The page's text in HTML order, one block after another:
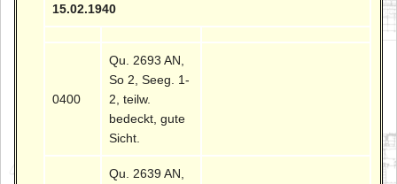
15.02.1940
0400
Qu. 2693 AN,
So 2, Seeg. 1-
2, teilw.
bedeckt, gute
Sicht.
Qu. 2639 AN,